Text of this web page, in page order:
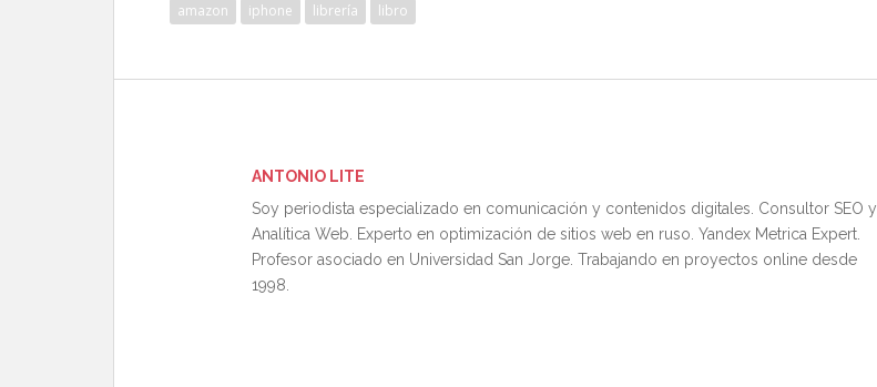
amazon iphone librería libro
ANTONIO LITE
Soy periodista especializado en comunicación y contenidos digitales. Consultor SEO y
Analítica Web. Experto en optimización de sitios web en ruso. Yandex Metrica Expert.
Profesor asociado en Universidad San Jorge. Trabajando en proyectos online desde
1998.